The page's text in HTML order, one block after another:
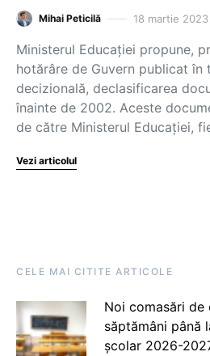
Mihai Peticilă 18 martie 2023
Ministerul Educației propune,
hotărâre de Guvern publicat în
decizională, declasificarea
înainte de 2002. Aceste
de către Ministerul Educației,
Vezi articolul
CELE MAI CITITE ARTICOLE
Noi comasări de
săptămâni până
școlar 2026-